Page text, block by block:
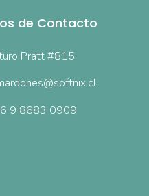
de Contacto
Pratt #815
9 8683 0909